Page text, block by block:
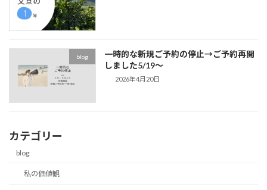
blog
一時的な新規ご予約の停止→ご予約再開
しました5/19～
2026年4月20日
カテゴリー
blog
私の価値観